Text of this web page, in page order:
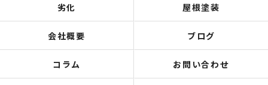
劣化 屋根塗装
会社概要 ブログ
コラム お問い合わせ